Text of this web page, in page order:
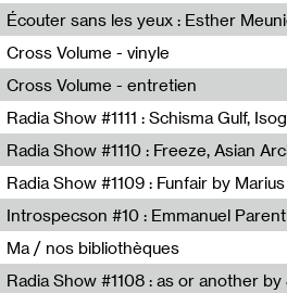
Liza Maignan,Elodie Lecat
Esther Meunier Corfdyr
Cross Volume - vinyle
Cross Volume - entretien
Resonance
Radio WORM
Jet FM
Introspecson #10 : Emmanuel Parent
Pierre Henry,Emmanuel Parent
Ma / nos bibliothèques